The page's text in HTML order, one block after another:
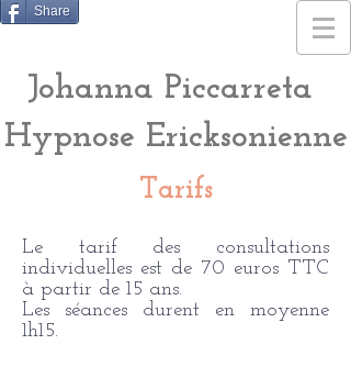
Share
Johanna Piccarreta
Hypnose Ericksonienne
Tarifs
Le tarif des consultations
individuelles est de 70 euros TTC
à partir de 15 ans.
Les séances durent en moyenne
1h15.